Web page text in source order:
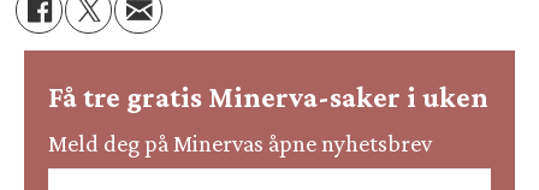
Få tre gratis Minerva-saker i uken
Meld deg på Minervas åpne nyhetsbrev